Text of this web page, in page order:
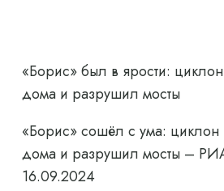
«Борис» был в ярости:
дома и разрушил мосты
«Борис» сошёл с ума: циклон
дома и разрушил мосты –
16.09.2024